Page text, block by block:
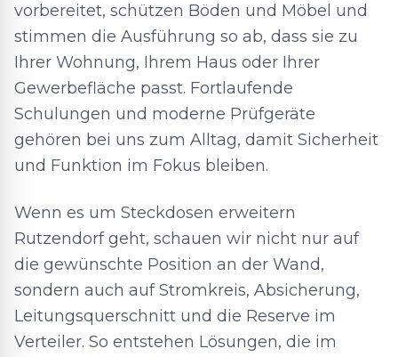
vorbereitet, schützen Böden und Möbel und
stimmen die Ausführung so ab, dass sie zu
Ihrer Wohnung, Ihrem Haus oder Ihrer
Gewerbefläche passt. Fortlaufende
Schulungen und moderne Prüfgeräte
gehören bei uns zum Alltag, damit Sicherheit
und Funktion im Fokus bleiben.
Wenn es um Steckdosen erweitern
Rutzendorf geht, schauen wir nicht nur auf
die gewünschte Position an der Wand,
sondern auch auf Stromkreis, Absicherung,
Leitungsquerschnitt und die Reserve im
Verteiler. So entstehen Lösungen, die im